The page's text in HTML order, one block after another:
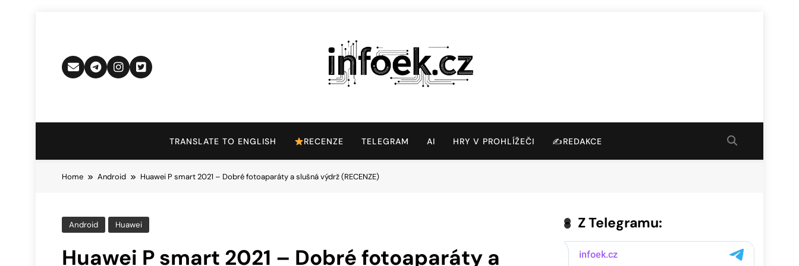
Infoek.cz
TRANSLATE TO ENGLISH RECENZE TELEGRAM AI HRY V PROHLÍŽEČI ✍️REDAKCE
Home Android Huawei P smart 2021 – Dobré fotoaparáty a slušná výdrž (RECENZE)
Android Huawei
Huawei P smart 2021 – Dobré fotoaparáty a
Z Telegramu: